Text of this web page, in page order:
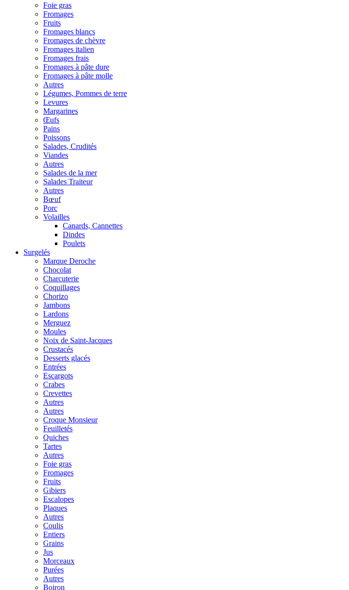
Foie gras
Fromages
Fruits
Fromages blancs
Fromages de chèvre
Fromages italien
Fromages frais
Fromages à pâte dure
Fromages à pâte molle
Autres
Légumes, Pommes de terre
Levures
Margarines
Œufs
Pains
Poissons
Salades, Crudités
Viandes
Autres
Salades de la mer
Salades Traiteur
Autres
Bœuf
Porc
Volailles
Canards, Cannettes
Dindes
Poulets
Surgelés
Marque Deroche
Chocolat
Charcuterie
Coquillages
Chorizo
Jambons
Lardons
Merguez
Moules
Noix de Saint-Jacques
Crustacés
Desserts glacés
Entrées
Escargots
Crabes
Crevettes
Autres
Autres
Croque Monsieur
Feuilletés
Quiches
Tartes
Autres
Foie gras
Fromages
Fruits
Gibiers
Escalopes
Plaques
Autres
Coulis
Entiers
Grains
Jus
Morceaux
Purées
Autres
Boiron